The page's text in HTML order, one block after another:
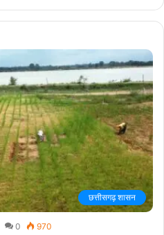
छत्तीसगढ़ शासन
0 970